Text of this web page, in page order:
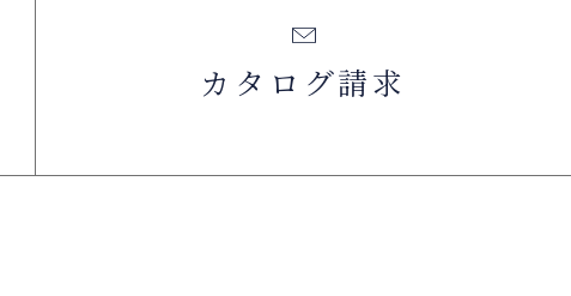
カタログ請求